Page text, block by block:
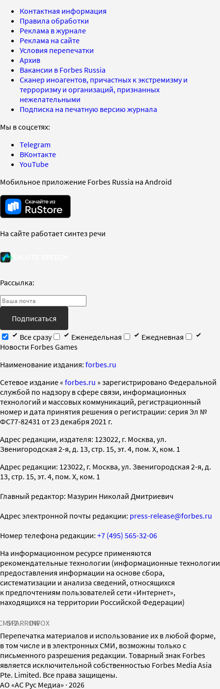
Контактная информация
Правила обработки
Реклама в журнале
Реклама на сайте
Условия перепечатки
Архив
Вакансии в Forbes Russia
Сканер иноагентов, причастных к экстремизму и
терроризму и организаций, признанных
нежелательными
Подписка на печатную версию журнала
Мы в соцсетях:
Telegram
ВКонтакте
YouTube
Мобильное приложение Forbes Russia на Android
На сайте работает синтез речи
Рассылка:
Подписаться
Все сразу
Еженедельная
Ежедневная
Новости Forbes Games
Наименование издания: forbes.ru
Cетевое издание « forbes.ru » зарегистрировано Федеральной
службой по надзору в сфере связи, информационных
технологий и массовых коммуникаций, регистрационный
номер и дата принятия решения о регистрации: серия Эл №
ФС77-82431 от 23 декабря 2021 г.
Адрес редакции, издателя: 123022, г. Москва, ул.
Звенигородская 2-я, д. 13, стр. 15, эт. 4, пом. X, ком. 1
Адрес редакции: 123022, г. Москва, ул. Звенигородская 2-я, д.
13, стр. 15, эт. 4, пом. X, ком. 1
Главный редактор: Мазурин Николай Дмитриевич
Адрес электронной почты редакции: press-release@forbes.ru
Номер телефона редакции: +7 (495) 565-32-06
На информационном ресурсе применяются
рекомендательные технологии (информационные технологии
предоставления информации на основе сбора,
систематизации и анализа сведений, относящихся
к предпочтениям пользователей сети «Интернет»,
находящихся на территории Российской Федерации)
SPARROWINFOX
Перепечатка материалов и использование их в любой форме,
в том числе и в электронных СМИ, возможны только с
письменного разрешения редакции. Товарный знак Forbes
является исключительной собственностью Forbes Media Asia
Pte. Limited. Все права защищены.
AO «АС Рус Медиа» · 2026